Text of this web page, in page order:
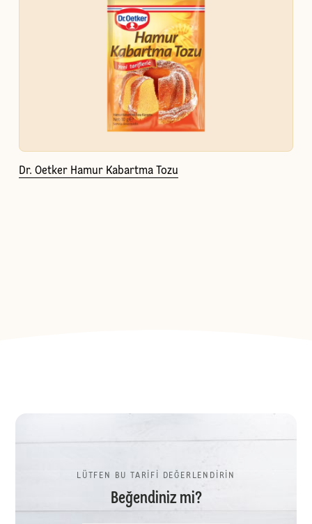
Dr. Oetker Hamur Kabartma Tozu
LÜTFEN BU TARİFİ DEĞERLENDİRİN
Beğendiniz mi?